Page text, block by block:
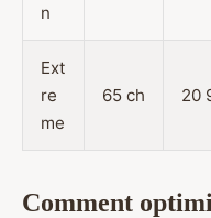
n
Ext
re
me
65 ch 20
Comment